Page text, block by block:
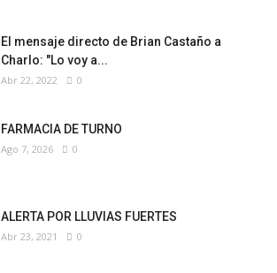
El mensaje directo de Brian Castaño a
Charlo: "Lo voy a...
Abr 22, 2022 0
FARMACIA DE TURNO
Ago 7, 2026 0
ALERTA POR LLUVIAS FUERTES
Abr 23, 2021 0